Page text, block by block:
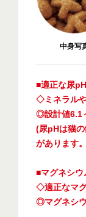
中身写
■適正な尿
◇ミネラルや
◎設計値6.1
(尿pHは猫
があります
■マグネシ
◇適正なマグ
◎マグネシ